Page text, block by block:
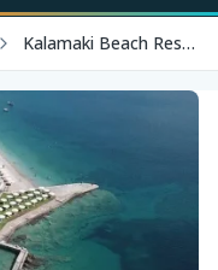
Kalamaki Beach Resort